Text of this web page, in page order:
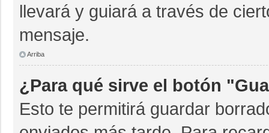
llevará y guiará a través de
mensaje.
Arriba
¿Para qué sirve el botón
Esto te permitirá guardar